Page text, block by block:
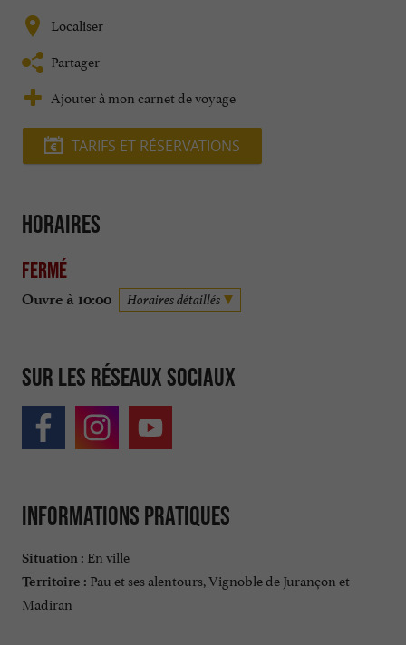
Localiser
Partager
Ajouter à mon carnet de voyage
TARIFS ET RÉSERVATIONS
Horaires
Fermé
Ouvre à 10:00 Horaires détaillés
Sur les réseaux sociaux
Informations pratiques
Situation : En ville
Territoire : Pau et ses alentours, Vignoble de Jurançon et
Madiran